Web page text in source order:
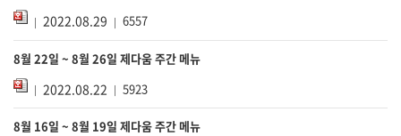
2022.08.29 6557
8월 22일 ~ 8월 26일 제다움 주간 메뉴
2022.08.22 5923
8월 16일 ~ 8월 19일 제다움 주간 메뉴